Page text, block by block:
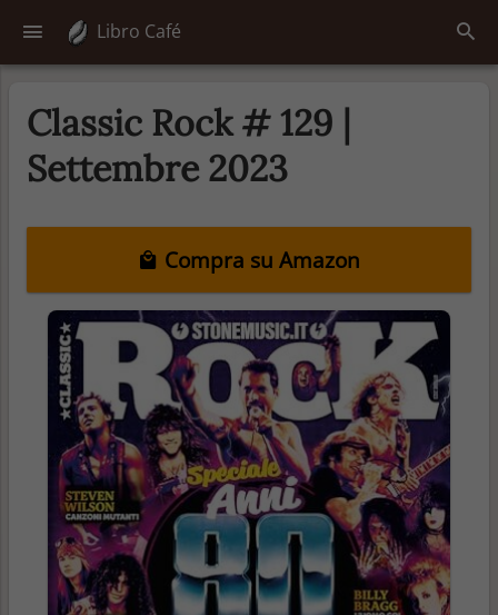
Libro Café
Classic Rock # 129 |
Settembre 2023
Compra su Amazon